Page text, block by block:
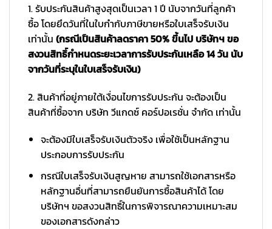
1. รับประกันสินค้าสูงสุดเป็นเวลา 1 ปี นับจากวันที่ลูกค้า
ซื้อ โดยยึดวันที่ในใบกำกับภาษีขายหรือใบเสร็จรับเงิน
เท่านั้น (กรณีเป็นสินค้าลดราคา 50% ขึ้นไป บริษัทฯ ขอ
สงวนสิทธิ์กำหนดระยะเวลาการรับประกันเหลือ 14 วัน นับ
จากวันที่ระบุในใบเสร็จรับเงิน)
2. สินค้าที่อยู่ภายใต้เงื่อนไขการรับประกัน จะต้องเป็น
สินค้าที่ซื้อจาก บริษัท วีแกดซ์ คอร์ปอเรชั่น จำกัด เท่านั้น
จะต้องมีใบเสร็จรับเงินตัวจริง เพื่อใช้เป็นหลักฐาน
ประกอบการรับประกัน
กรณีใบเสร็จรับเงินสูญหาย สามารถใช้เอกสารหรือ
หลักฐานอื่นที่สามารถยืนยันการซื้อสินค้าได้ โดย
บริษัทฯ ขอสงวนสิทธิ์ในการพิจารณาความเหมาะสม
ของเอกสารดังกล่าว